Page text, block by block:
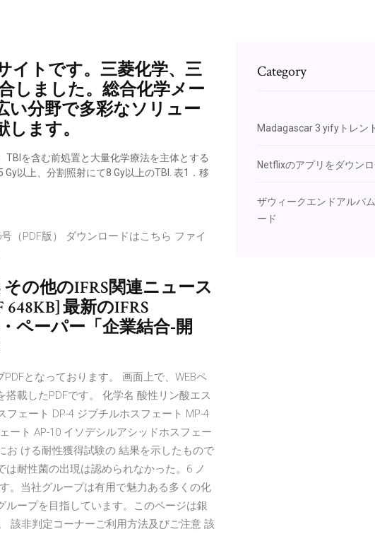
イトです。三菱化学、三
しました。総合化学メー
い分野で多彩なソリュー
ます。
を含む前処置と大量化学療法を主体とする
以上、分割照射にて8 Gy以上のTBI. 表1．移
（PDF版） ダウンロードはこちら ファイ
の他のIFRS関連ニュース
648KB] 最新のIFRS
ペーパー「企業結合‐開
となっております。 画面上で、WEBペ
載したPDFです。 化学名 酸性リン酸エス
ェート DP-4 ジブチルホスフェート MP-4
ート AP-10 イソデシルアシッドホスフェー
お ける耐性獲得試験の 結果を示したもので
耐性菌の出現は認められなかった。6 ノ
。当社グループは有用で魅力ある多くの化
ープを目指しています。このページは銀
該非判定コーナーご利用方法及びご注意 該
Category
Madagascar 3 yifyトレン
Netflixのアプリをダウン
ザウィークエンドアルバ
ード